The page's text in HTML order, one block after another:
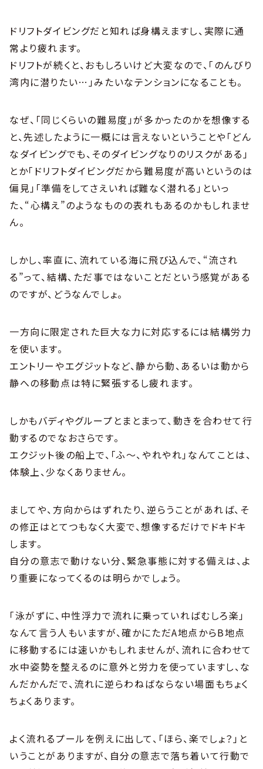
ドリフトダイビングだと知れば身構えますし、実際に通
常より疲れます。
ドリフトが続くと、おもしろいけど大変なので、「のんびり
湾内に潜りたい…」みたいなテンションになることも。
なぜ、「同じくらいの難易度」が多かったのかを想像する
と、先述したように一概には言えないということや「どん
なダイビングでも、そのダイビングなりのリスクがある」
とか「ドリフトダイビングだから難易度が高いというのは
偏見」「準備をしてさえいれば難なく潜れる」といっ
た、“心構え”のようなものの表れもあるのかもしれませ
ん。
しかし、率直に、流れている海に飛び込んで、“流され
る”って、結構、ただ事ではないことだという感覚がある
のですが、どうなんでしょ。
一方向に限定された巨大な力に対応するには結構労力
を使います。
エントリーやエグジットなど、静から動、あるいは動から
静への移動点は特に緊張するし疲れます。
しかもバディやグループとまとまって、動きを合わせて行
動するのでなおさらです。
エクジット後の船上で、「ふ～、やれやれ」なんてことは、
体験上、少なくありません。
ましてや、方向からはずれたり、逆らうことがあれば、そ
の修正はとてつもなく大変で、想像するだけでドキドキ
します。
自分の意志で動けない分、緊急事態に対する備えは、よ
り重要になってくるのは明らかでしょう。
「泳がずに、中性浮力で流れに乗っていればむしろ楽」
なんて言う人もいますが、確かにただA地点からB地点
に移動するには速いかもしれませんが、流れに合わせて
水中姿勢を整えるのに意外と労力を使っていますし、な
んだかんだで、流れに逆らわねばならない場面もちょく
ちょくあります。
よく流れるプールを例えに出して、「ほら、楽でしょ？」と
いうことがありますが、自分の意志で落ち着いて行動で